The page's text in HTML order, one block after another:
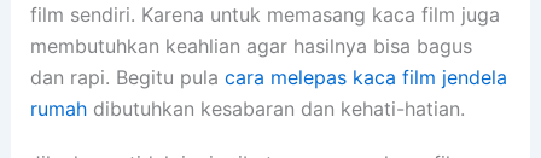
film sendiri. Karena untuk memasang kaca film juga
membutuhkan keahlian agar hasilnya bisa bagus
dan rapi. Begitu pula cara melepas kaca film jendela
rumahdibutuhkan kesabaran dan kehati-hatian.